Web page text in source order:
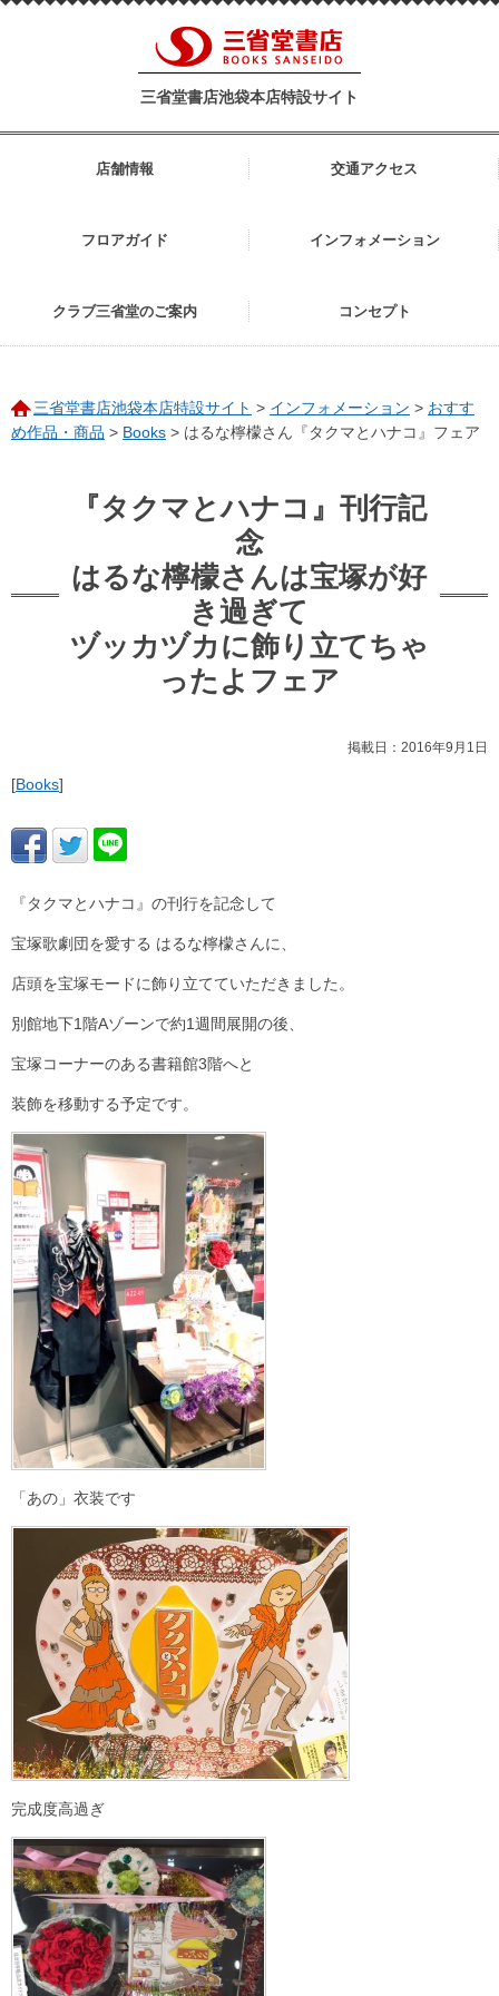
三省堂書店池袋本店特設サイト
店舗情報 交通アクセス
フロアガイド インフォメーション
クラブ三省堂のご案内 コンセプト
三省堂書店池袋本店特設サイト > インフォメーション > おすす
め作品・商品 > Books > はるな檸檬さん『タクマとハナコ』フェア
『タクマとハナコ』刊行記
念
はるな檸檬さんは宝塚が好
き過ぎて
ヅッカヅカに飾り立てちゃ
ったよフェア
掲載日：2016年9月1日
[Books]
『タクマとハナコ』の刊行を記念して
宝塚歌劇団を愛する はるな檸檬さんに、
店頭を宝塚モードに飾り立てていただきました。
別館地下1階Aゾーンで約1週間展開の後、
宝塚コーナーのある書籍館3階へと
装飾を移動する予定です。
「あの」衣装です
完成度高過ぎ